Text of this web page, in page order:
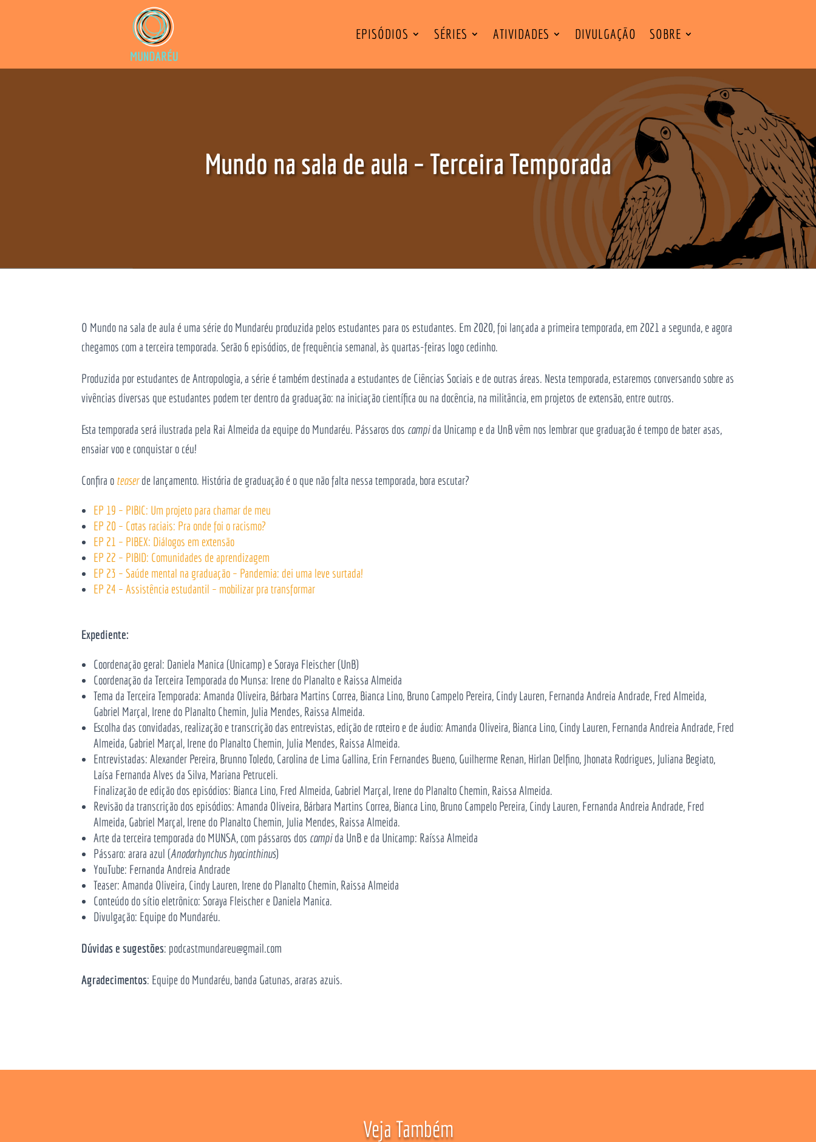
EPISÓDIOS SÉRIES ATIVIDADES DIVULGAÇÃO SOBRE
Mundo na sala de aula – Terceira Temporada
O Mundo na sala de aula é uma série do Mundaréu produzida pelos estudantes para os estudantes. Em 2020, foi lançada a primeira temporada, em 2021 a segunda, e agora
chegamos com a terceira temporada. Serão 6 episódios, de frequência semanal, às quartas-feiras logo cedinho.
Produzida por estudantes de Antropologia, a série é também destinada a estudantes de Ciências Sociais e de outras áreas. Nesta temporada, estaremos conversando sobre as
vivências diversas que estudantes podem ter dentro da graduação: na iniciação científica ou na docência, na militância, em projetos de extensão, entre outros.
Esta temporada será ilustrada pela Rai Almeida da equipe do Mundaréu. Pássaros dos campida Unicamp e da UnB vêm nos lembrar que graduação é tempo de bater asas,
ensaiar voo e conquistar o céu!
Confira o teaserde lançamento. História de graduação é o que não falta nessa temporada, bora escutar?
EP 19 – PIBIC: Um projeto para chamar de meu
EP 20 – Cotas raciais: Pra onde foi o racismo?
EP 21 – PIBEX: Diálogos em extensão
EP 22 – PIBID: Comunidades de aprendizagem
EP 23 – Saúde mental na graduação – Pandemia: dei uma leve surtada!
EP 24 – Assistência estudantil – mobilizar pra transformar
Expediente:
Coordenação geral: Daniela Manica (Unicamp) e Soraya Fleischer (UnB)
Coordenação da Terceira Temporada do Munsa: Irene do Planalto e Raissa Almeida
Tema da Terceira Temporada:Amanda Oliveira, Bárbara Martins Correa, Bianca Lino, Bruno Campelo Pereira, Cindy Lauren, Fernanda Andreia Andrade, Fred Almeida,
Gabriel Marçal, Irene do Planalto Chemin, Julia Mendes, Raissa Almeida.
Escolha das convidadas, realização e transcrição das entrevistas, edição de roteiro e de áudio:Amanda Oliveira, Bianca Lino, Cindy Lauren, Fernanda Andreia Andrade, Fred
Almeida, Gabriel Marçal, Irene do Planalto Chemin, Julia Mendes, Raissa Almeida.
Entrevistadas:Alexander Pereira, Brunno Toledo, Carolina de Lima Gallina, Erin Fernandes Bueno, Guilherme Renan, Hirlan Delfino, Jhonata Rodrigues, Juliana Begiato,
Laísa Fernanda Alves da Silva, Mariana Petruceli.
Finalização de edição dos episódios: Bianca Lino, Fred Almeida, Gabriel Marçal, Irene do Planalto Chemin, Raissa Almeida.
Revisão da transcrição dos episódios:Amanda Oliveira, Bárbara Martins Correa, Bianca Lino, Bruno Campelo Pereira, Cindy Lauren, Fernanda Andreia Andrade, Fred
Almeida, Gabriel Marçal, Irene do Planalto Chemin, Julia Mendes, Raissa Almeida.
Arte da terceira temporada do MUNSA, com pássaros dos campida UnB e da Unicamp: Raíssa Almeida
Pássaro: arara azul (Anodorhynchus hyacinthinus)
YouTube: Fernanda Andreia Andrade
Teaser:Amanda Oliveira, Cindy Lauren, Irene do Planalto Chemin, Raissa Almeida
Conteúdo do sítio eletrônico: Soraya Fleischer e Daniela Manica.
Divulgação: Equipe do Mundaréu.
Dúvidas e sugestões: podcastmundareu@gmail.com
Agradecimentos: Equipe do Mundaréu, banda Gatunas, araras azuis.
Veja Também